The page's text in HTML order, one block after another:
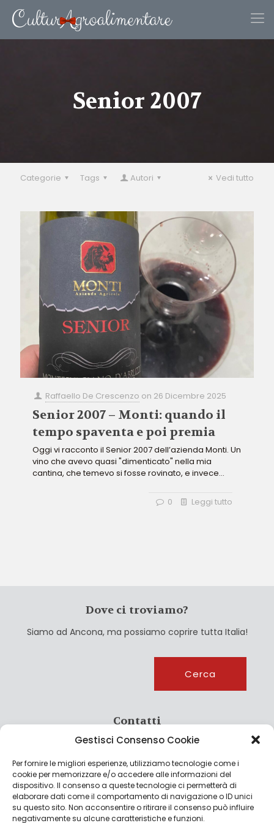
Gestisci Consenso Cookie
Per fornire le migliori esperienze, utilizziamo tecnologie come i
cookie per memorizzare e/o accedere alle informazioni del
dispositivo. Il consenso a queste tecnologie ci permetterà di
elaborare dati come il comportamento di navigazione o ID unici
su questo sito. Non acconsentire o ritirare il consenso può influire
negativamente su alcune caratteristiche e funzioni.
Senior 2007
Categorie Tags Autori Vedi tutto
Raffaello De Crescenzo on 26 Dicembre 2025
Senior 2007 – Monti: quando il
tempo spaventa e poi premia
Oggi vi racconto il Senior 2007 dell’azienda Monti. Un
vino che avevo quasi "dimenticato" nella mia
cantina, che temevo si fosse rovinato, e invece...
0 Leggi tutto
Dove ci troviamo?
Siamo ad Ancona, ma possiamo coprire tutta Italia!
Cerca
Contatti
info@culturagroalimentare.com
Note legali